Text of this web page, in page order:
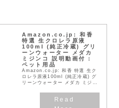
Amazon.co.jp: 和香
特選 生クロレラ原液
100ml (純正冷蔵) グリ
ーンウォーター メダカ
ミジンコ 説明動画付 :
ペット用品
Amazon.co.jp: 和香 特選 生ク
ロレラ原液100ml (純正冷蔵) グ
リーンウォーター メダカ ミジン